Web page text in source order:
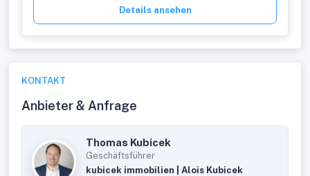
Details ansehen
KONTAKT
Anbieter & Anfrage
Thomas Kubicek
Geschäftsführer
kubicek immobilien | Alois Kubicek